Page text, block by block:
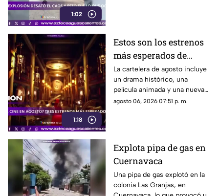
1:02
1:18
Estos son los estrenos
más esperados de
agosto
La cartelera de agosto incluye
un drama histórico, una
película animada y una nueva
entrega de terror para distintos
agosto 06, 2026 07:51 p. m.
Explota pipa de gas en
Cuernavaca
Una pipa de gas explotó en la
colonia Las Granjas, en